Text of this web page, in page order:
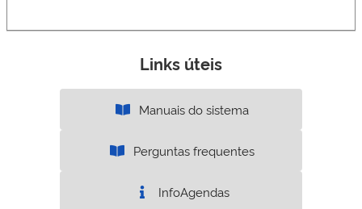
Links úteis
Manuais do sistema
Perguntas frequentes
InfoAgendas